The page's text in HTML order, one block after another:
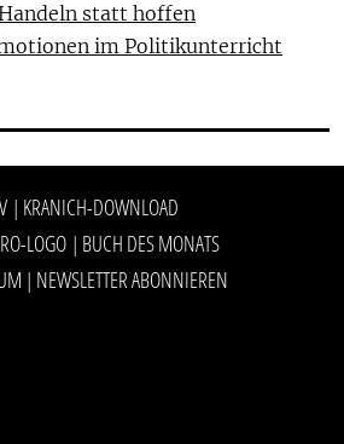
statt hoffen
im Politikunterricht
| KRANICH-DOWNLOAD
LOGO | BUCH DES MONATS
| NEWSLETTER ABONNIEREN